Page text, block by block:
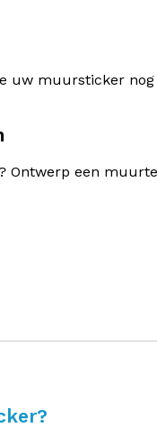
uw muursticker nog
Ontwerp een